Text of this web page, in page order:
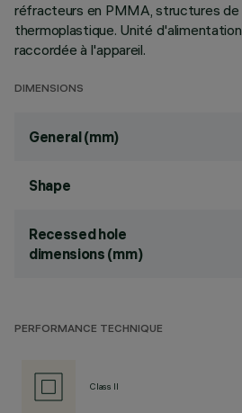
réfracteurs en PMMA, structures de
thermoplastique. Unité
raccordée à l'appareil.
DIMENSIONS
General (mm)
Shape
Recessed hole
dimensions (mm)
PERFORMANCE TECHNIQUE
Class II